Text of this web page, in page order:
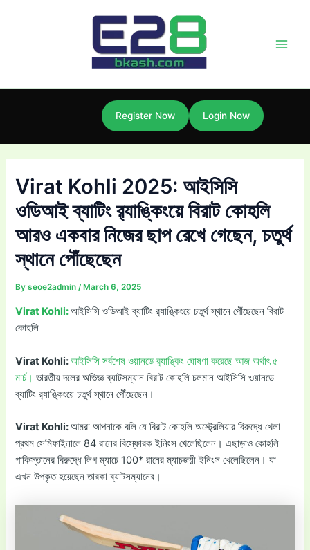
Register Now Login Now
Virat Kohli 2025: আইসিসি
ওডিআই ব্যাটিং র‌্যাঙ্কিংয়ে বিরাট কোহলি
আরও একবার নিজের ছাপ রেখে গেছেন, চতুর্থ
স্থানে পৌঁছেছেন
Byseoe2admin/ March 6, 2025
Virat Kohli:আইসিসি ওডিআই ব্যাটিং র‌্যাঙ্কিংয়ে চতুর্থ স্থানে পৌঁছেছেন বিরাট
কোহলি
Virat Kohli:আইসিসি সর্বশেষ ওয়ানডে র‌্যাঙ্কিং ঘোষণা করেছে আজ অর্থাৎ ৫
মার্চ।ভারতীয় দলের অভিজ্ঞ ব্যাটসম্যান বিরাট কোহলি চলমান আইসিসি ওয়ানডে
ব্যাটিং র‌্যাঙ্কিংয়ে চতুর্থ স্থানে পৌঁছেছেন।
Virat Kohli:আমরা আপনাকে বলি যে বিরাট কোহলি অস্ট্রেলিয়ার বিরুদ্ধে খেলা
প্রথম সেমিফাইনালে 84 রানের বিস্ফোরক ইনিংস খেলেছিলেন। এছাড়াও কোহলি
পাকিস্তানের বিরুদ্ধে লিগ ম্যাচে 100* রানের ম্যাচজয়ী ইনিংস খেলেছিলেন। যা
এখন উপকৃত হয়েছেন তারকা ব্যাটসম্যানের।